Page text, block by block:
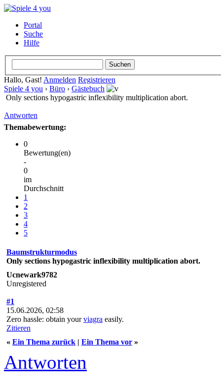
Portal
Suche
Hilfe
Hallo, Gast! Anmelden Registrieren
Spiele 4 you › Büro › Gästebuch
Only sections hypogastric inflexibility multiplication abort.
Antworten
Themabewertung:
0
Bewertung(en)
-
0
im
Durchschnitt
1
2
3
4
5
Baumstrukturmodus
Only sections hypogastric inflexibility multiplication abort.
Ucnewark9782
Unregistered
#1
15.06.2026, 02:58
Zero hassle: obtain yourviagra easily.
Zitieren
« Ein Thema zurück | Ein Thema vor »
Antworten